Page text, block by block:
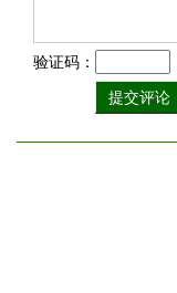
验证码：